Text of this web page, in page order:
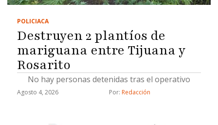
POLICIACA
Destruyen 2 plantíos de
mariguana entre Tijuana y
Rosarito
No hay personas detenidas tras el operativo
Agosto 4, 2026 Por: Redacción